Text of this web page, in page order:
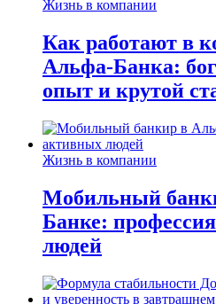
Жизнь в компании
Как работают в
Альфа-Банка:
опыт и крутой
Жизнь в компании
Мобильный
Банке:
людей